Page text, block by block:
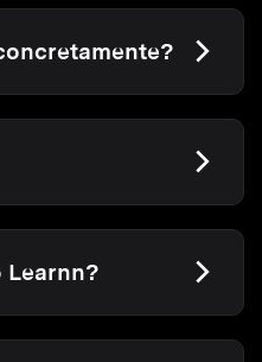
Learnn?